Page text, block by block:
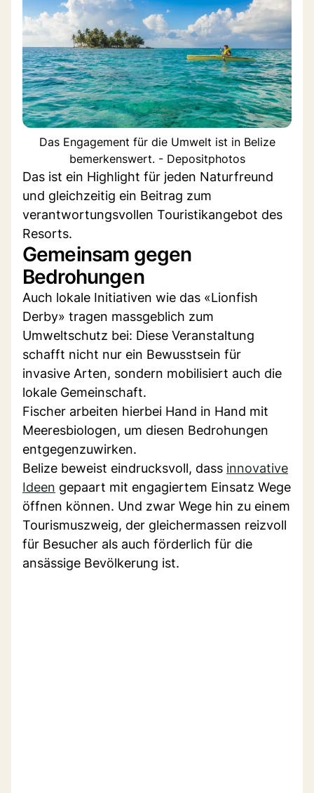
Das Engagement für die Umwelt ist in Belize
bemerkenswert. - Depositphotos
Das ist ein Highlight für jeden Naturfreund
und gleichzeitig ein Beitrag zum
verantwortungsvollen Touristikangebot des
Resorts.
Gemeinsam gegen
Bedrohungen
Auch lokale Initiativen wie das «Lionfish
Derby» tragen massgeblich zum
Umweltschutz bei: Diese Veranstaltung
schafft nicht nur ein Bewusstsein für
invasive Arten, sondern mobilisiert auch die
lokale Gemeinschaft.
Fischer arbeiten hierbei Hand in Hand mit
Meeresbiologen, um diesen Bedrohungen
entgegenzuwirken.
Belize beweist eindrucksvoll, dass innovative
Ideen gepaart mit engagiertem Einsatz Wege
öffnen können. Und zwar Wege hin zu einem
Tourismuszweig, der gleichermassen reizvoll
für Besucher als auch förderlich für die
ansässige Bevölkerung ist.